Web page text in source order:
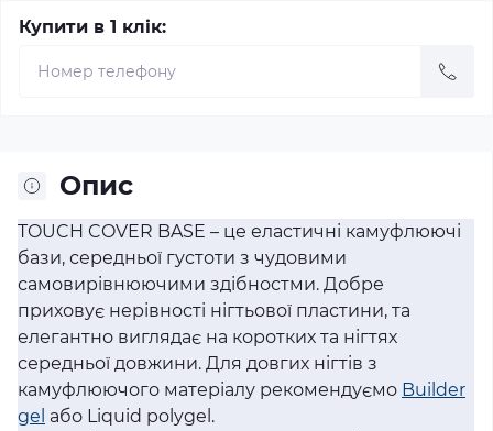
Купити в 1 клік:
Опис
TOUCH COVER BASE – це еластичні камуфлюючі
бази, середньої густоти з чудовими
самовирівнюючими здібностми. Добре
приховує нерівності нігтьової пластини, та
елегантно виглядає на коротких та нігтях
середньої довжини. Для довгих нігтів з
камуфлюючого матеріалу рекомендуємо Builder
gel або Liquid polygel.